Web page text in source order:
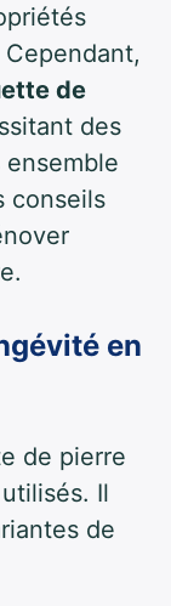
de
des
conseils
en
de pierre
Il
de